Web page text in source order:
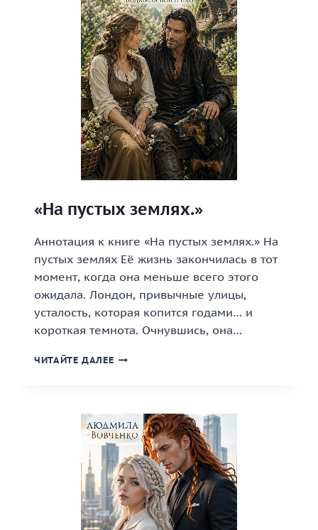
«На пустых землях.»
Аннотация к книге «На пустых землях.» На
пустых землях Её жизнь закончилась в тот
момент, когда она меньше всего этого
ожидала. Лондон, привычные улицы,
усталость, которая копится годами… и
короткая темнота. Очнувшись, она…
ЧИТАЙТЕ ДАЛЕЕ «НА